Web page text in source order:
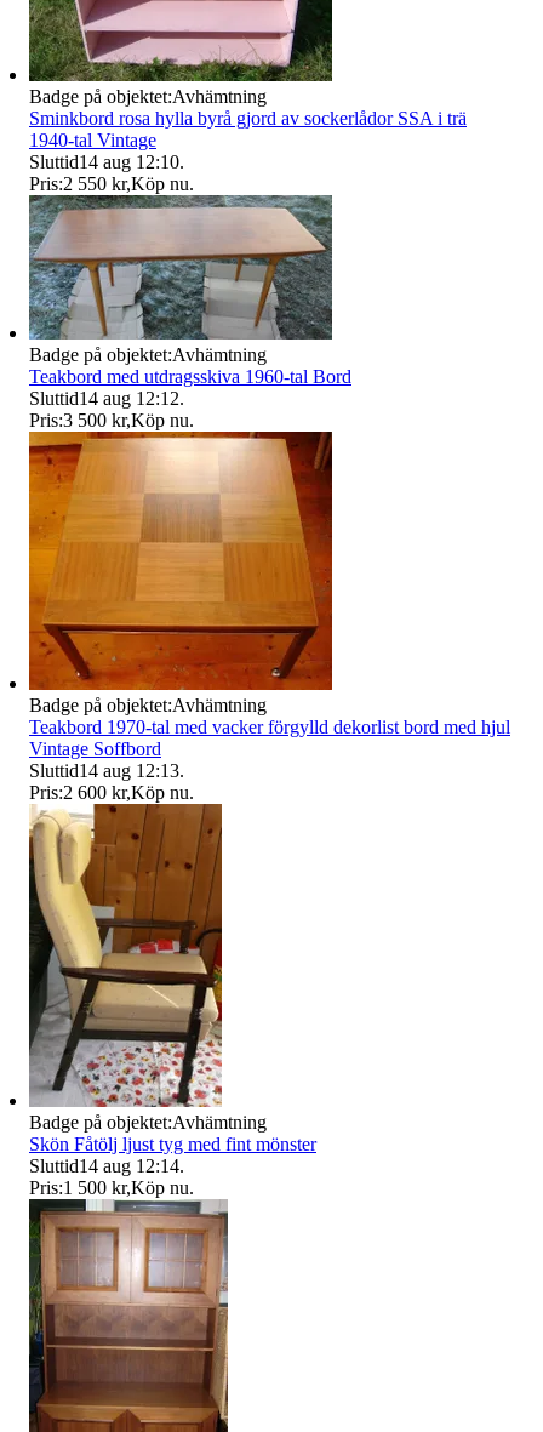
Badge på objektet:Avhämtning
Sminkbord rosa hylla byrå gjord av sockerlådor SSA i trä
1940-tal Vintage
Sluttid14 aug 12:10.
Pris:2 550 kr,Köp nu.
Badge på objektet:Avhämtning
Teakbord med utdragsskiva 1960-tal Bord
Sluttid14 aug 12:12.
Pris:3 500 kr,Köp nu.
Badge på objektet:Avhämtning
Teakbord 1970-tal med vacker förgylld dekorlist bord med hjul
Vintage Soffbord
Sluttid14 aug 12:13.
Pris:2 600 kr,Köp nu.
Badge på objektet:Avhämtning
Skön Fåtölj ljust tyg med fint mönster
Sluttid14 aug 12:14.
Pris:1 500 kr,Köp nu.